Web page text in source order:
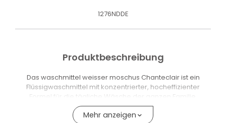
1276NDDE
Produktbeschreibung
Das waschmittel weisser moschus Chanteclair ist ein
Flüssigwaschmittel mit konzentrierter, hocheffizienter
Formel für die tägliche Wäsche der ganzen Familie.
Die Formel enthält den echten Chanteclair Fettlöser, der auf
Mehr anzeigen